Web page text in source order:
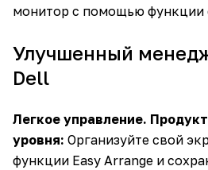
монитор с помощью функции
Улучшенный
Dell
Легкое управление.
уровня: Организуйте свой
функции Easy Arrange и